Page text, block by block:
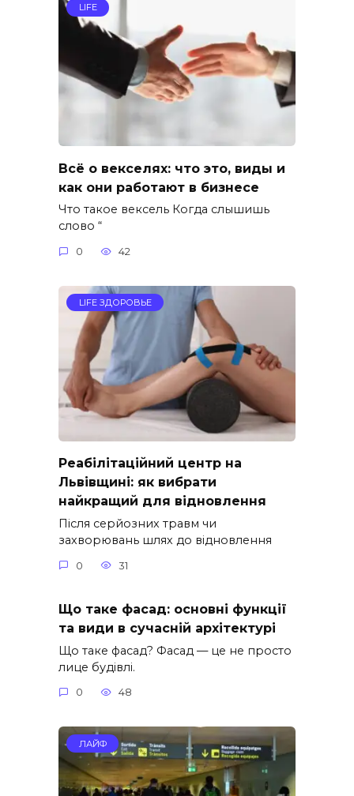
LIFE
Всё о векселях: что это, виды и
как они работают в бизнесе
Что такое вексель Когда слышишь
слово “
0 42
LIFE ЗДОРОВЬЕ
Реабілітаційний центр на
Львівщині: як вибрати
найкращий для відновлення
Після серйозних травм чи
захворювань шлях до відновлення
0 31
Що таке фасад: основні функції
та види в сучасній архітектурі
Що таке фасад? Фасад — це не просто
лице будівлі.
0 48
ЛАЙФ